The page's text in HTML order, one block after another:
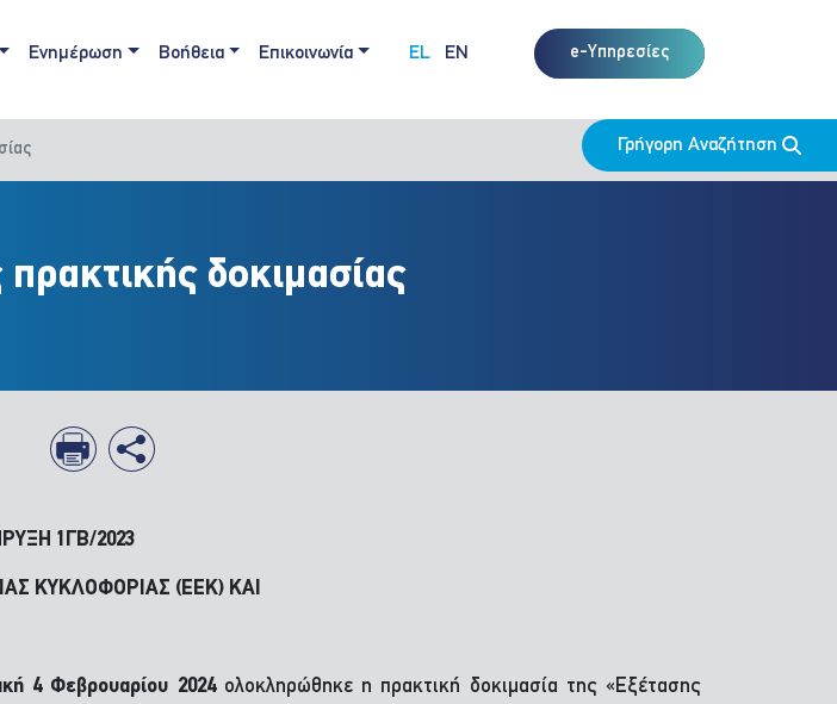
Ενημέρωση Βοήθεια Επικοινωνία EL EN e-Υπηρεσίες
Γρήγορη Αναζήτηση
δοκιμασίας
1ΓΒ/2023
ΚΥΚΛΟΦΟΡΙΑΣ (EEK) ΚΑΙ
4 Φεβρουαρίου 2024ολοκληρώθηκε η πρακτική δοκιμασία της «Εξέτασης